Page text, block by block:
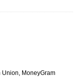
Union, MoneyGram